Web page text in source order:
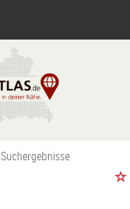
Suchergebnisse